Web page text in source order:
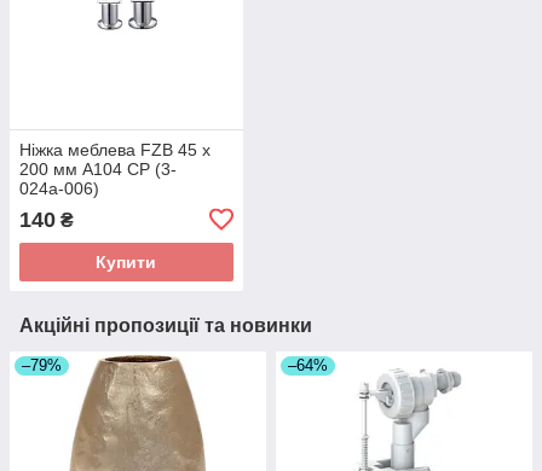
Ніжка меблева FZB 45 x
200 мм A104 CP (3-
024а-006)
140 ₴
Купити
Акційні пропозиції та новинки
–79% –64%